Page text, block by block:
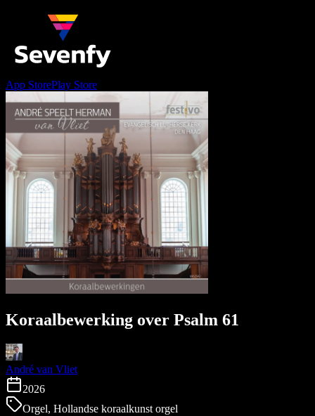
App StorePlay Store
Koraalbewerking over Psalm 61
André van Vliet
2026
Orgel, Hollandse koraalkunst orgel